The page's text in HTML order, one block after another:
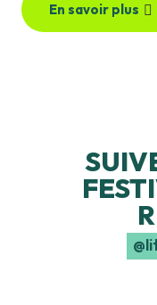
En savoir plus